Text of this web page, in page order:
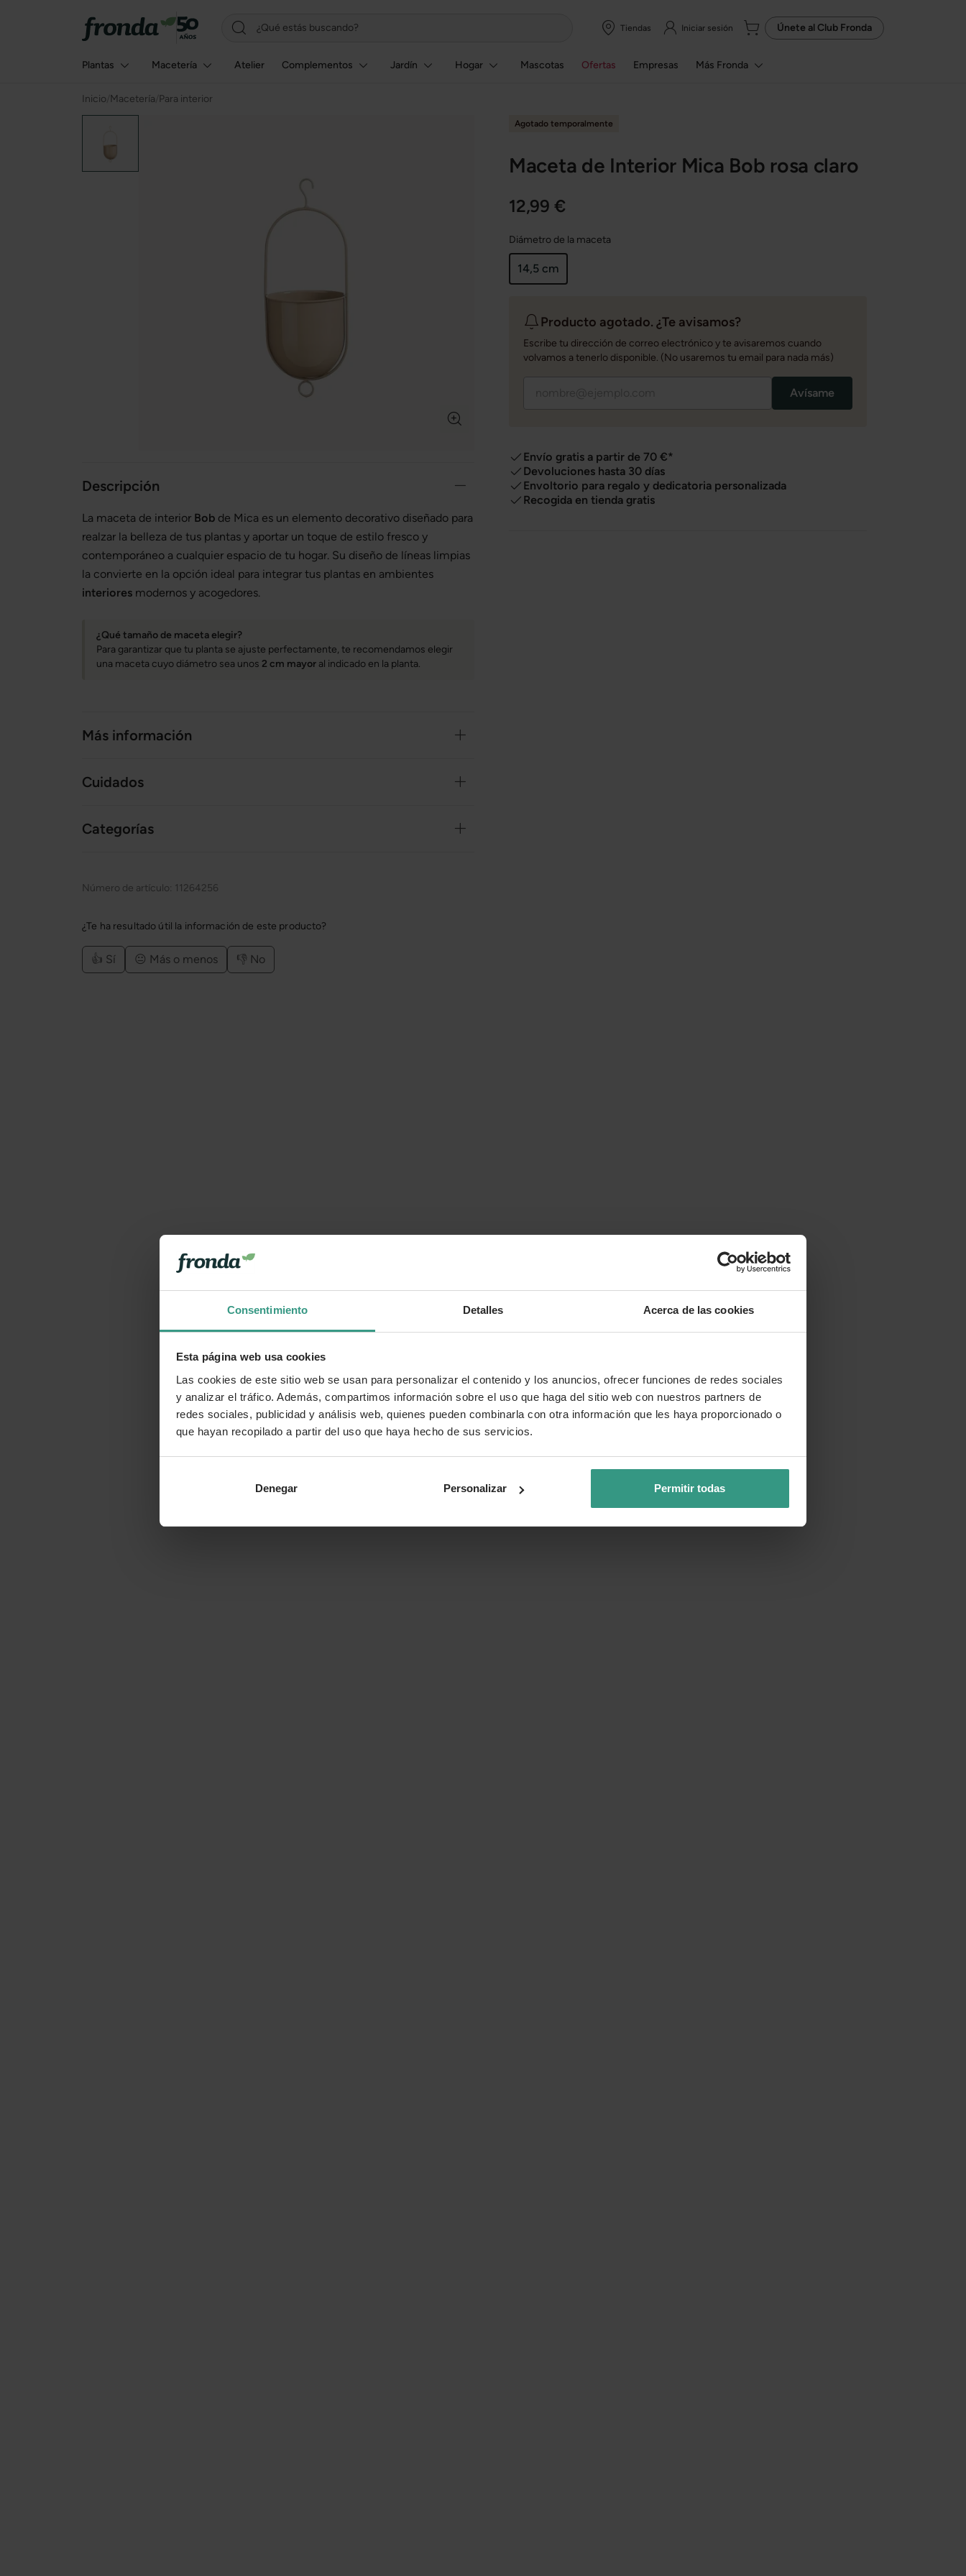
Consentimiento Detalles Acerca de las cookies
Esta página web usa cookies
Las cookies de este sitio web se usan para personalizar el contenido y los anuncios, ofrecer funciones de redes sociales
y analizar el tráfico. Además, compartimos información sobre el uso que haga del sitio web con nuestros partners de
redes sociales, publicidad y análisis web, quienes pueden combinarla con otra información que les haya proporcionado o
que hayan recopilado a partir del uso que haya hecho de sus servicios.
Denegar Personalizar Permitir todas
Tiendas Iniciar sesión Únete al Club Fronda
Plantas Macetería Atelier Complementos Jardín Hogar Mascotas Ofertas Empresas Más Fronda
Inicio Macetería Para interior
Agotado temporalmente
Maceta de Interior Mica Bob rosa claro
12,99 €
Diámetro de la maceta
14,5 cm
Producto agotado. ¿Te avisamos?
Escribe tu dirección de correo electrónico y te avisaremos cuando
volvamos a tenerlo disponible. (No usaremos tu email para nada más)
Avísame
Envío gratis a partir de 70 €*
Devoluciones hasta 30 días
Envoltorio para regalo y dedicatoria personalizada
Recogida en tienda gratis
Descripción
La maceta de interior Bob de Mica es un elemento decorativo diseñado para
realzar la belleza de tus plantas y aportar un toque de estilo fresco y
contemporáneo a cualquier espacio de tu hogar. Su diseño de líneas limpias
la convierte en la opción ideal para integrar tus plantas en ambientes
interiores modernos y acogedores.
¿Qué tamaño de maceta elegir?
Para garantizar que tu planta se ajuste perfectamente, te recomendamos elegir
una maceta cuyo diámetro sea unos 2 cm mayor al indicado en la planta.
Más información
Cuidados
Categorías
Número de artículo: 11264256
¿Te ha resultado útil la información de este producto?
👍 Sí 😐 Más o menos 👎 No